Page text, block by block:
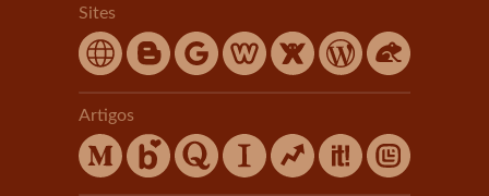
Sites
Artigos